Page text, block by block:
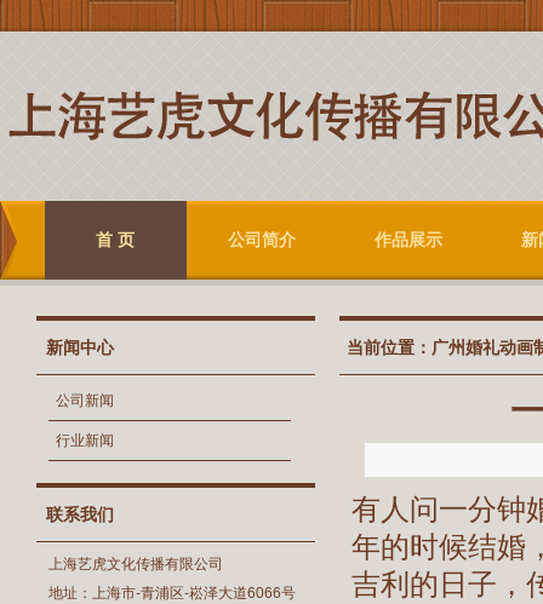
首 页 公司简介 作品展示 新
新闻中心
公司新闻
行业新闻
联系我们
上海艺虎文化传播有限公司
地址：上海市-青浦区-崧泽大道6066号
当前位置： 广州婚礼动画
有人问一分钟
年的时候结婚
吉利的日子，